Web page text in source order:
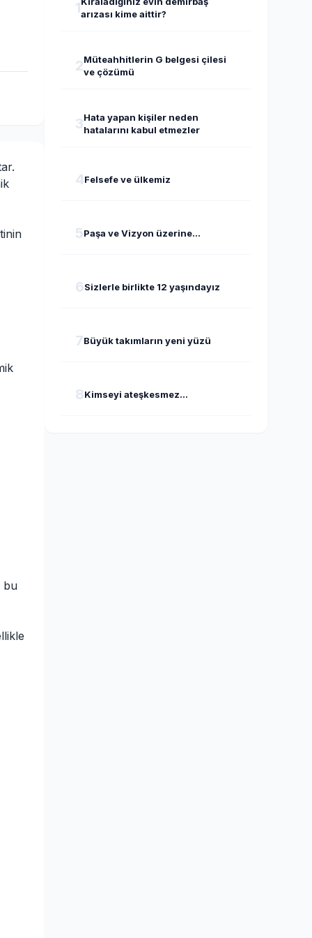
bu
1arızası kime aittir?
2Müteahhitlerin G belgesi çilesi
ve çözümü
3Hata yapan kişiler neden
hatalarını kabul etmezler
4Felsefe ve ülkemiz
5Paşa ve Vizyon üzerine...
6Sizlerle birlikte 12 yaşındayız
7Büyük takımların yeni yüzü
8Kimseyi ateşkesmez...